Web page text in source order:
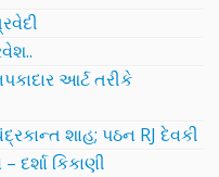
આર્ટ તરીકે
શાહ; પઠન RJ દેવકી
દર્શા કિકાણી